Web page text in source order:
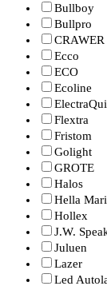
Bullboy
Bullpro
CRAWER
Ecco
ECO
Ecoline
Flextra
Fristom
Golight
GROTE
Halos
Hella
Hollex
J.W.
Juluen
Lazer
Led